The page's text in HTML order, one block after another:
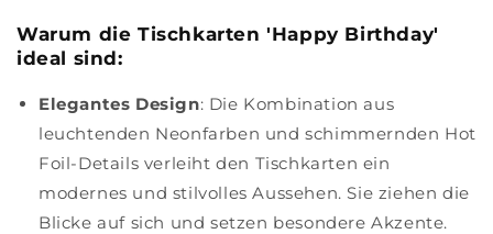
Warum die Tischkarten 'Happy Birthday'
ideal sind:
Elegantes Design: Die Kombination aus
leuchtenden Neonfarben und schimmernden Hot
Foil-Details verleiht den Tischkarten ein
modernes und stilvolles Aussehen. Sie ziehen die
Blicke auf sich und setzen besondere Akzente.